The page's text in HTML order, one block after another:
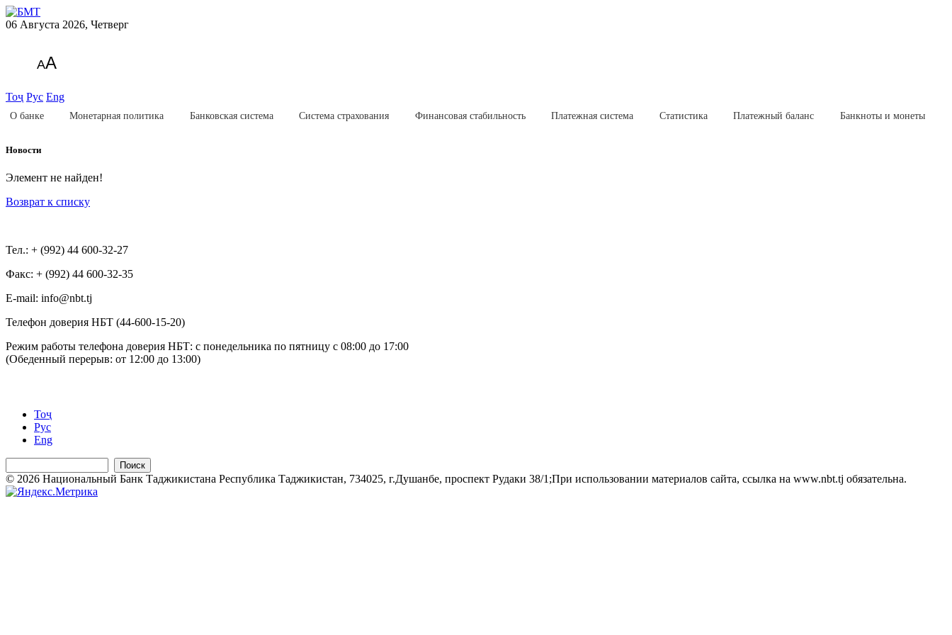
06 Августа 2026, Четверг
AA
Тоҷ Рус Eng
О банке Монетарная политика Банковская система Система страхования Финансовая стабильность Платежная система Статистика Платежный баланс Банкноты и монеты
Новости
Элемент не найден!
Возврат к списку
Тел.: + (992) 44 600-32-27
Факс: + (992) 44 600-32-35
Е-mail: info@nbt.tj
Телефон доверия НБТ (44-600-15-20)
Режим работы телефона доверия НБТ: с понедельника по пятницу с 08:00 до 17:00
(Обеденный перерыв: от 12:00 до 13:00)
Тоҷ
Рус
Eng
Поиск
© 2026 Национальный Банк Таджикистана Республика Таджикистан, 734025, г.Душанбе, проспект Рудаки 38/1;При использовании материалов сайта, ссылка на www.nbt.tj обязательна.